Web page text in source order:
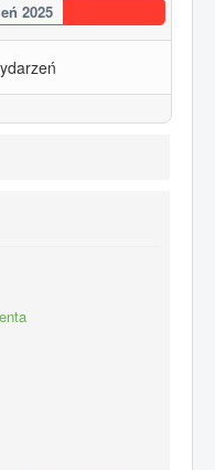
2025